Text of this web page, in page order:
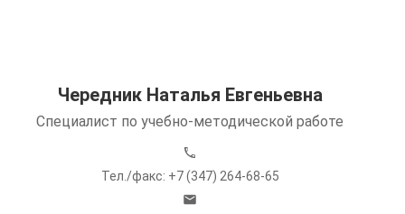
Чередник Наталья Евгеньевна
Специалист по учебно-методической работе
Тел./факс: +7 (347) 264-68-65